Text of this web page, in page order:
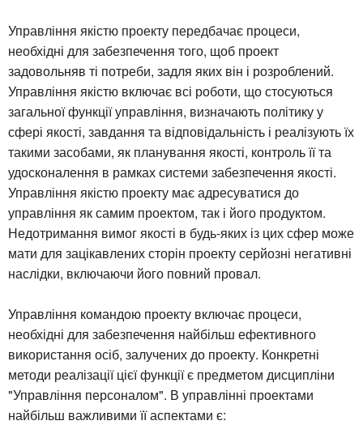
Управління якістю проекту передбачає процеси,
необхідні для забезпечення того, щоб проект
задовольняв ті потреби, задля яких він і розроблений.
Управління якістю включає всі роботи, що стосуються
загальної функції управління, визначають політику у
сфері якості, завдання та відповідальність і реалізують їх
такими засобами, як планування якості, контроль її та
удосконалення в рамках системи забезпечення якості.
Управління якістю проекту має адресуватися до
управління як самим проектом, так і його продуктом.
Недотримання вимог якості в будь-яких із цих сфер може
мати для зацікавлених сторін проекту серйозні негативні
наслідки, включаючи його повний провал.
Управління командою проекту включає процеси,
необхідні для забезпечення найбільш ефективного
використання осіб, залучених до проекту. Конкретні
методи реалізації цієї функції є предметом дисципліни
"Управління персоналом". В управлінні проектами
найбільш важливими її аспектами є: